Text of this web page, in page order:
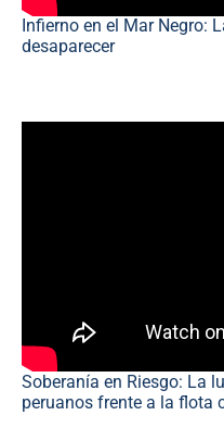
Infierno en el Mar Negro:
desaparecer
Soberanía en Riesgo: La
peruanos frente a la flota